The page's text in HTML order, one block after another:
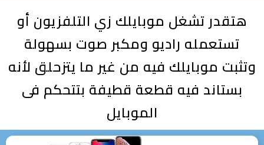
هتقدر تشغل موبايلك زي التلفزيون أو
تستعمله راديو ومكبر صوت بسهولة
وتثبت موبايلك فيه من غير ما يتزحلق لأنه
بستاند فيه قطعة قطيفة بتتحكم فى
الموبايل